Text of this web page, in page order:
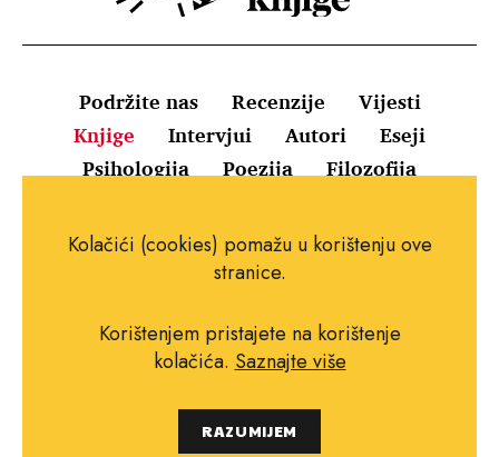
Podržite nas Recenzije
Vijesti
Knjige
Intervjui Autori
Eseji
Psihologija
Poezija Filozofija
Uvjeti korištenja
Pravila o kolačićima
Impressum
Copyright © 2010.-2021. najboljeknjige.com.
Kolačići (cookies) pomažu u korištenju ove
stranice.
Korištenjem pristajete na korištenje
kolačića. Saznajte više
RAZUMIJEM